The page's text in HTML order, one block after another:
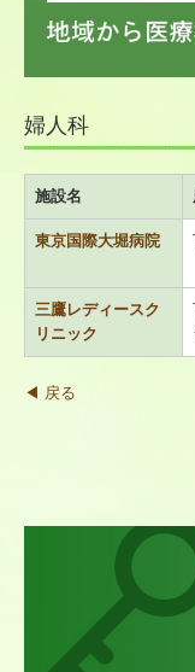
会員限定
医人往来
個人情報保護規程
個人情報保護方
婦人科
施設名
東京国際大堀病院
三鷹レディースク
リニック
◀ 戻る